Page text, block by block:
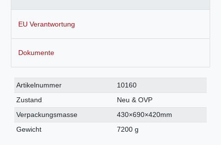
EU Verantwortung
Dokumente
Technisches
Merkmal
Wert
Artikelnummer
10160
Zustand
Neu & OVP
Verpackungsmasse
430×690×420mm
Gewicht
7200 g